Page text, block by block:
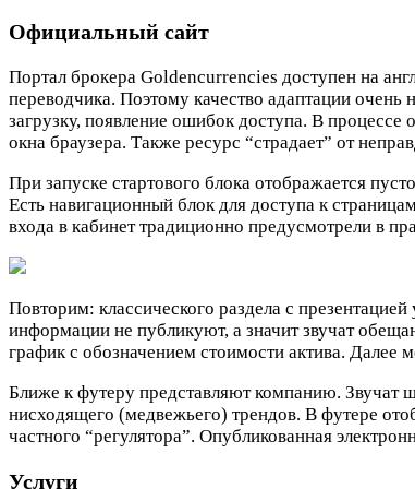
Официальный сайт
Портал брокера Goldencurrencies доступен на
переводчика. Поэтому качество адаптации
загрузку, появление ошибок доступа. В
окна браузера. Также ресурс “страдает” от
При запуске стартового блока отображается
Есть навигационный блок для доступа к
входа в кабинет традиционно предусмотрели в
Повторим: классического раздела с
информации не публикуют, а значит звучат
график с обозначением стоимости актива. Далее
Ближе к футеру представляют компанию. Звучат
нисходящего (медвежьего) трендов. В футере
частного “регулятора”. Опубликованная
Услуги